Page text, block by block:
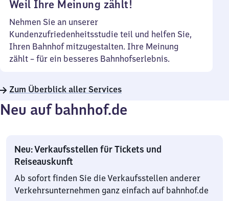
Weil Ihre Meinung zählt!
Nehmen Sie an unserer
Kundenzufriedenheitsstudie teil und helfen Sie,
Ihren Bahnhof mitzugestalten. Ihre Meinung
zählt – für ein besseres Bahnhofserlebnis.
Zum Überblick aller Services
Neu auf bahnhof.de
Neu: Verkaufsstellen für Tickets und
Reiseauskunft
Ab sofort finden Sie die Verkaufsstellen anderer
Verkehrsunternehmen ganz einfach auf bahnhof.de